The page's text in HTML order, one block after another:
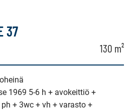
37
130 m²
1969 5-6 h + avokeittiö +
+ 3wc + vh + varasto +